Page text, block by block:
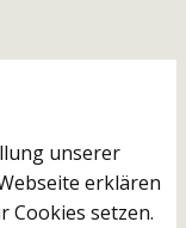
unserer
erklären
Cookies setzen.